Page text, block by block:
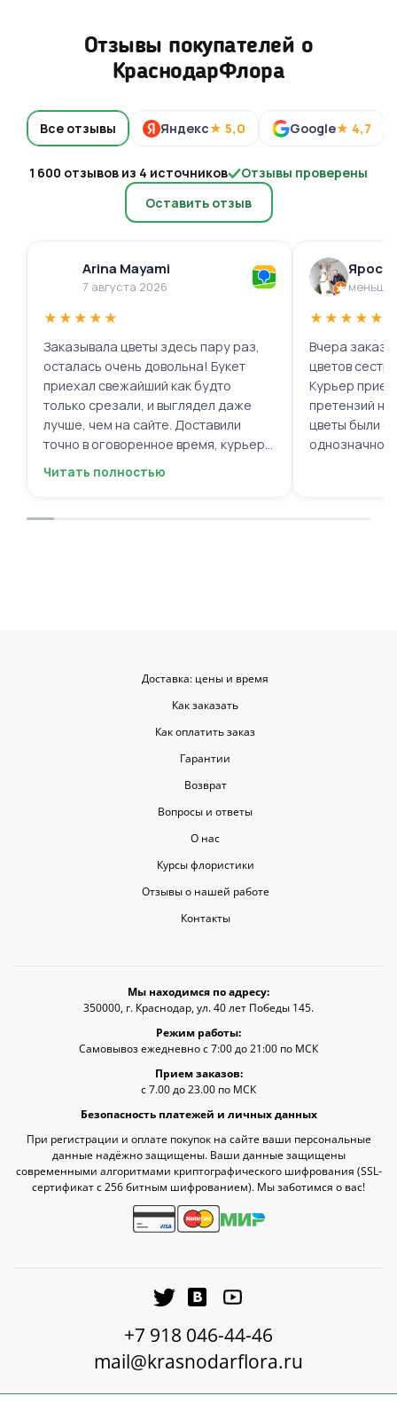
Отзывы покупателей о
КраснодарФлора
Все отзывы Яндекс★ 5,0 Google★ 4,7
1 600 отзывов из 4 источников
Отзывы проверены
Оставить отзыв
Arina Mayami
7 августа 2026
★★★★★
Заказывала цветы здесь пару раз,
осталась очень довольна! Букет
приехал свежайший как будто
только срезали, и выглядел даже
лучше, чем на сайте. Доставили
точно в оговоренное время, курьер
вежливый, ещё и открытку с тёплыми
приятными. Однозначно буду
Читать полностью
меньше
★★★★★
Вчера
цветов
Курьер
претензий
цветы были
однозначно.
Доставка: цены и время
Как заказать
Как оплатить заказ
Гарантии
Возврат
Вопросы и ответы
О нас
Курсы флористики
Отзывы о нашей работе
Контакты
Мы находимся по адресу:
350000, г. Краснодар, ул. 40 лет Победы 145.
Режим работы:
Самовывоз ежедневно с 7:00 до 21:00 по МСК
Прием заказов:
с 7.00 до 23.00 по МСК
Безопасность платежей и личных данных
При регистрации и оплате покупок на сайте ваши персональные
данные надёжно защищены. Ваши данные защищены
современными алгоритмами криптографического шифрования (SSL-
сертификат c 256 битным шифрованием). Мы заботимся о вас!
+7 918 046-44-46
mail@krasnodarflora.ru